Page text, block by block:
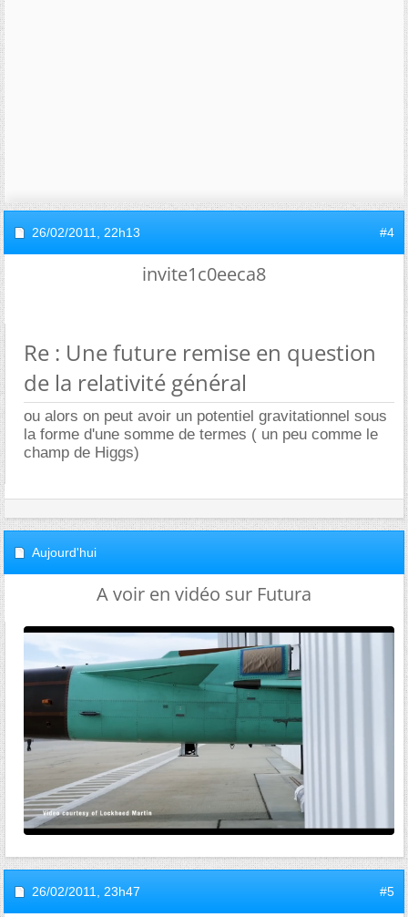
26/02/2011, 22h13 #4
invite1c0eeca8
Re : Une future remise en question
de la relativité général
ou alors on peut avoir un potentiel gravitationnel sous
la forme d'une somme de termes ( un peu comme le
champ de Higgs)
Aujourd'hui
A voir en vidéo sur Futura
26/02/2011, 23h47 #5